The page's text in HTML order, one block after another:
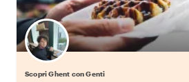
Scopri Ghent con Genti